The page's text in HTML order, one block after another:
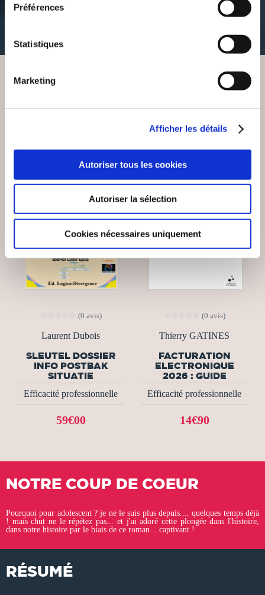
Préférences
Statistiques
Marketing
Afficher les détails
Autoriser tous les cookies
Autoriser la sélection
Cookies nécessaires uniquement
litterature-humoristique
(0 avis)
Laurent Dubois
SLEUTEL DOSSIER
INFO POSTBAK
SITUATIE
Efficacité professionnelle
59€00
(0 avis)
Thierry GATINES
FACTURATION
ELECTRONIQUE
2026 : GUIDE
Efficacité professionnelle
14€90
NOTRE COUP DE COEUR
Pourquoi pour adolescent ? je ne le suis plus depuis.... quelques temps déjà
! mais chut ne le répétez pas... et j'ai adoré cette plongée dans l'histoire,
dans notre histoire par le biais de ce roman... captivant !
RÉSUMÉ